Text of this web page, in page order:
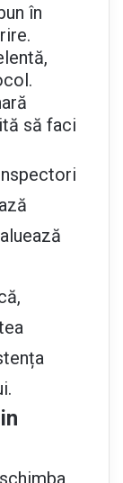
în
să faci